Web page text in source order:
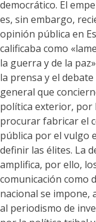
democrático. El
es, sin embargo,
opinión pública en
calificaba como
la guerra y de la
la prensa y el
general que
política exterior, por
procurar fabricar el
pública por el vulgo
definir las élites. La
amplifica, por ello,
comunicación como
nacional se
al periodismo de